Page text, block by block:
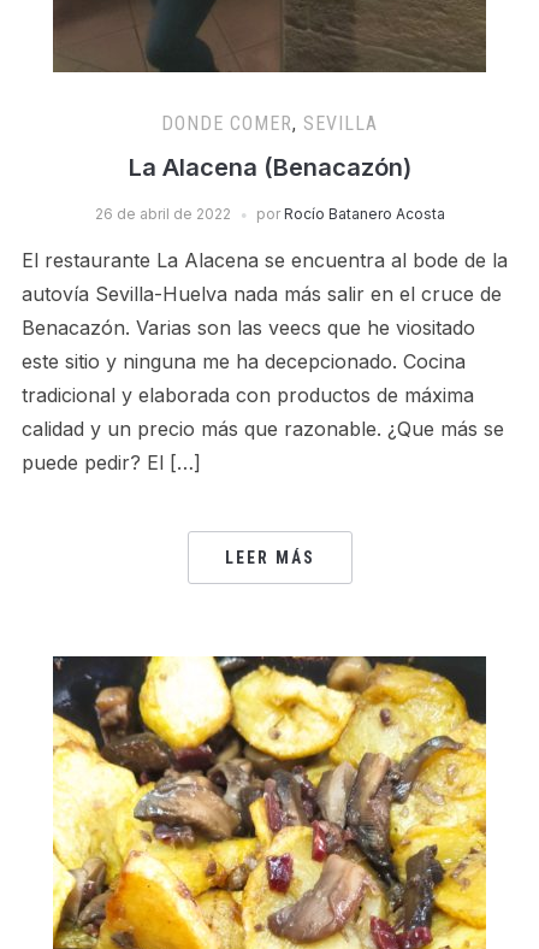
DONDE COMER, SEVILLA
La Alacena (Benacazón)
26 de abril de 2022 por Rocío Batanero Acosta
El restaurante La Alacena se encuentra al bode de la
autovía Sevilla-Huelva nada más salir en el cruce de
Benacazón. Varias son las veecs que he viositado
este sitio y ninguna me ha decepcionado. Cocina
tradicional y elaborada con productos de máxima
calidad y un precio más que razonable. ¿Que más se
puede pedir? El […]
LEER MÁS